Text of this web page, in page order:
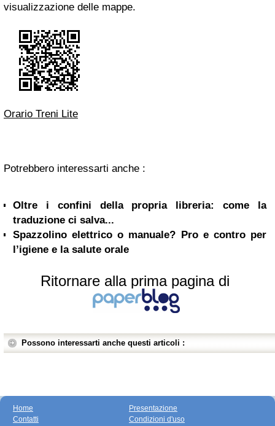
visualizzazione delle mappe.
Orario Treni Lite
Potrebbero interessarti anche :
Oltre i confini della propria libreria: come la
traduzione ci salva...
Spazzolino elettrico o manuale? Pro e contro per
l’igiene e la salute orale
Ritornare alla prima pagina di
Possono interessarti anche questi articoli :
Home
Contatti
Presentazione
Condizioni d'uso